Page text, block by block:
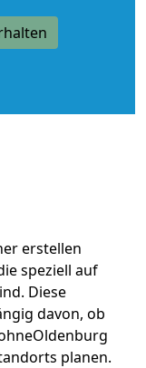
erstellen
speziell auf
Diese
davon, ob
planen.